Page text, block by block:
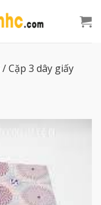
/Cặp 3 dây giấy